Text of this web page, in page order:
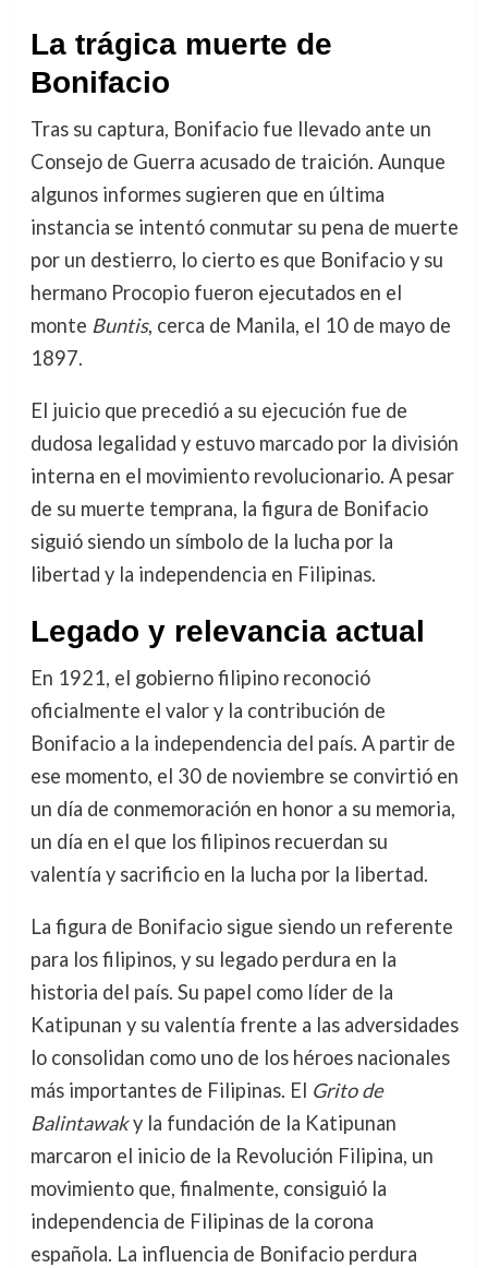
La trágica muerte de
Bonifacio
Tras su captura, Bonifacio fue llevado ante un
Consejo de Guerra acusado de traición. Aunque
algunos informes sugieren que en última
instancia se intentó conmutar su pena de muerte
por un destierro, lo cierto es que Bonifacio y su
hermano Procopio fueron ejecutados en el
monte Buntis, cerca de Manila, el 10 de mayo de
1897.
El juicio que precedió a su ejecución fue de
dudosa legalidad y estuvo marcado por la división
interna en el movimiento revolucionario. A pesar
de su muerte temprana, la figura de Bonifacio
siguió siendo un símbolo de la lucha por la
libertad y la independencia en Filipinas.
Legado y relevancia actual
En 1921, el gobierno filipino reconoció
oficialmente el valor y la contribución de
Bonifacio a la independencia del país. A partir de
ese momento, el 30 de noviembre se convirtió en
un día de conmemoración en honor a su memoria,
un día en el que los filipinos recuerdan su
valentía y sacrificio en la lucha por la libertad.
La figura de Bonifacio sigue siendo un referente
para los filipinos, y su legado perdura en la
historia del país. Su papel como líder de la
Katipunan y su valentía frente a las adversidades
lo consolidan como uno de los héroes nacionales
más importantes de Filipinas. El Grito de
Balintawaky la fundación de la Katipunan
marcaron el inicio de la Revolución Filipina, un
movimiento que, finalmente, consiguió la
independencia de Filipinas de la corona
española. La influencia de Bonifacio perdura